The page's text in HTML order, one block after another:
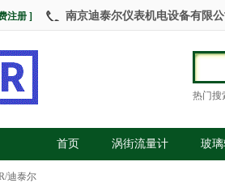
注册 ] 南京迪泰尔仪表机电设备有限
热门搜
首页 涡街流量计 玻
迪泰尔